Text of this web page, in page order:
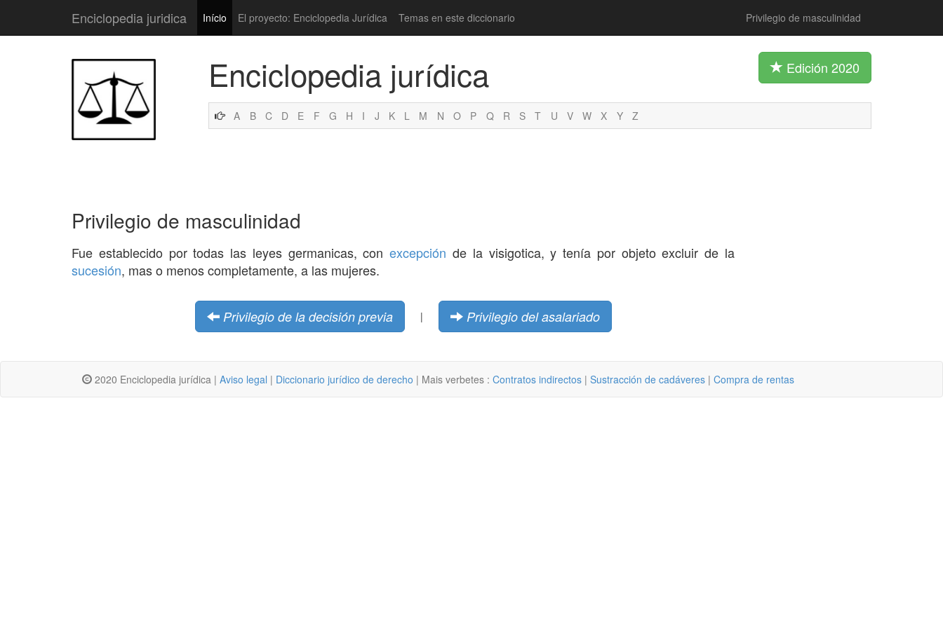
Enciclopedia juridica Início El proyecto: Enciclopedia Jurídica Temas en este diccionario Privilegio de masculinidad
Enciclopedia jurídica Edición 2020
A B C D E F G H I J K L M N O P Q R S T U V W X Y Z
Privilegio de masculinidad
Fue establecido por todas las leyes germanicas, conexcepción de la visigotica, y tenía por objeto excluir de la
sucesión, mas o menos completamente, a las mujeres.
Privilegio de la decisión previa | Privilegio del asalariado
2020 Enciclopedia jurídica | Aviso legal | Diccionario jurídico de derecho | Mais verbetes : Contratos indirectos | Sustracción de cadáveres | Compra de rentas